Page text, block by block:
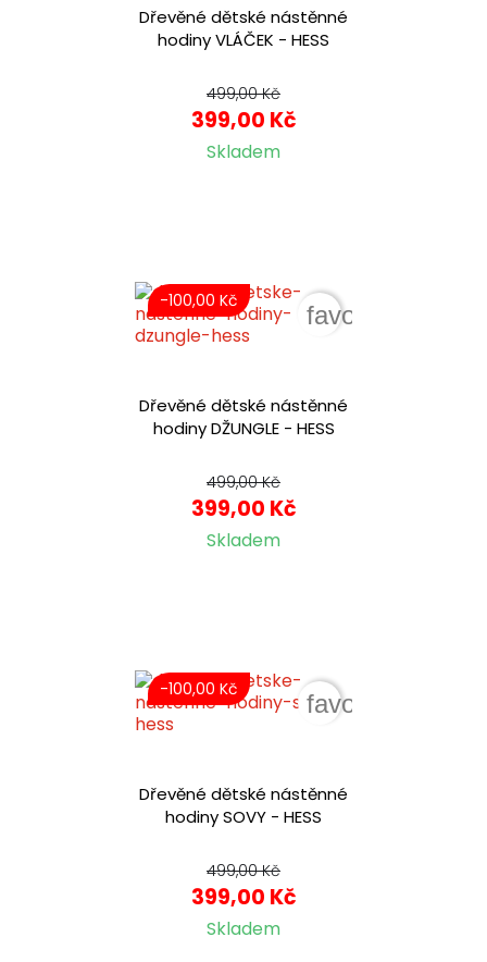
Dřevěné dětské nástěnné
hodiny VLÁČEK - HESS
499,00 Kč
399,00 Kč
Skladem
Dřevěné dětské nástěnné
hodiny DŽUNGLE - HESS
499,00 Kč
399,00 Kč
Skladem
-100,00 Kč
favorite_border
Dřevěné dětské nástěnné
hodiny SOVY - HESS
499,00 Kč
399,00 Kč
Skladem
-100,00 Kč
favorite_border